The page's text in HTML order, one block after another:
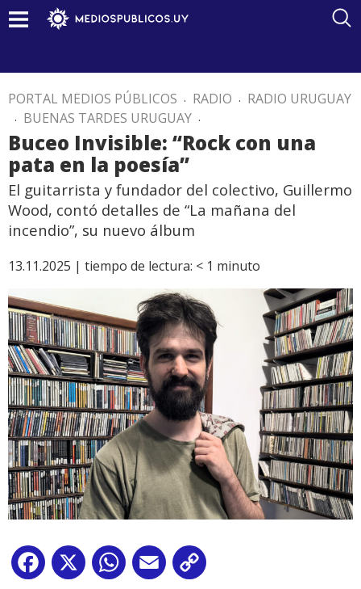
PORTAL MEDIOS PÚBLICOS . RADIO . RADIO URUGUAY
. BUENAS TARDES URUGUAY .
Buceo Invisible: “Rock con una
pata en la poesía”
El guitarrista y fundador del colectivo, Guillermo
Wood, contó detalles de “La mañana del
incendio”, su nuevo álbum
13.11.2025 | tiempo de lectura: < 1 minuto
Facebook
X WhatsApp
Email